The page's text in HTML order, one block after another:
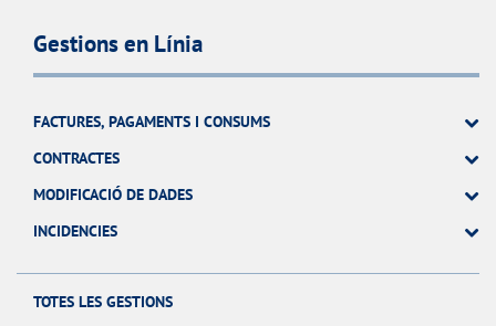
Gestions en Línia
FACTURES, PAGAMENTS I CONSUMS
CONTRACTES
MODIFICACIÓ DE DADES
INCIDENCIES
TOTES LES GESTIONS